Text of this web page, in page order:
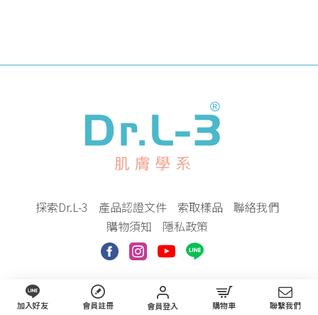
探索Dr.L-3 產品認證文件 索取樣品
聯絡我們
購物須知
隱私政策
加入好友 會員註冊 會員登入 購物車 聯繫我們